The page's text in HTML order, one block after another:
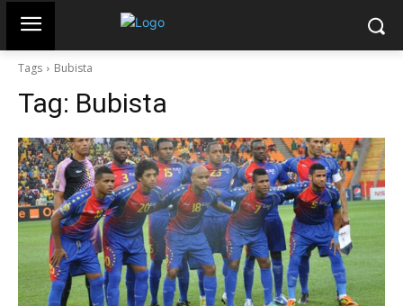
Tags Bubista
Tag: Bubista